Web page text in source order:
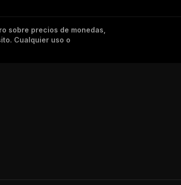
sobre precios de monedas,
Cualquier uso o